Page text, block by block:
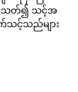
တ်သတ်၍ သင့်အ
သင့်သည်များ